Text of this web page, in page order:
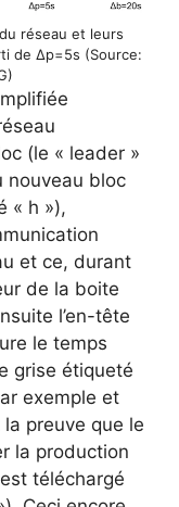
réseau et leurs
de Δp=5s (Source:
(le « leader »
nouveau bloc
« h »),
et ce, durant
de la boite
l’en-tête
le temps
grise étiqueté
exemple et
preuve que le
la production
téléchargé